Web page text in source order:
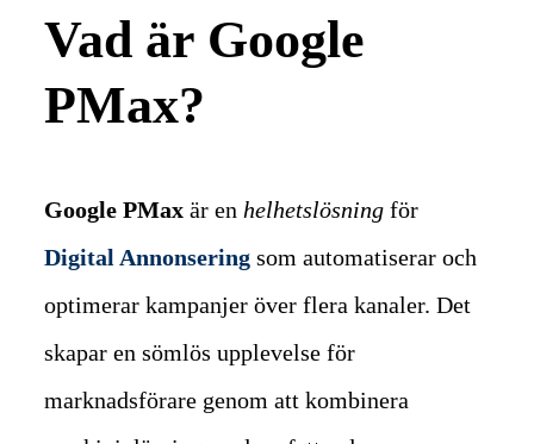
Vad är Google
PMax?
Google PMax är enhelhetslösning för
Digital Annonsering som automatiserar och
optimerar kampanjer över flera kanaler. Det
skapar en sömlös upplevelse för
marknadsförare genom att kombinera